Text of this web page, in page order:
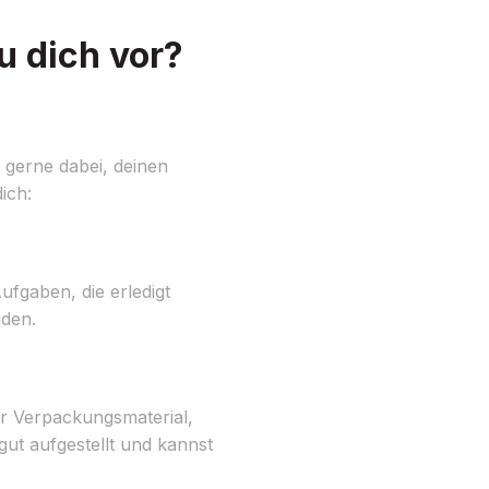
dich vor?
dabei, deinen
die erledigt
aufgestellt und kannst